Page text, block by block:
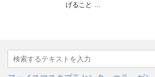
げること …